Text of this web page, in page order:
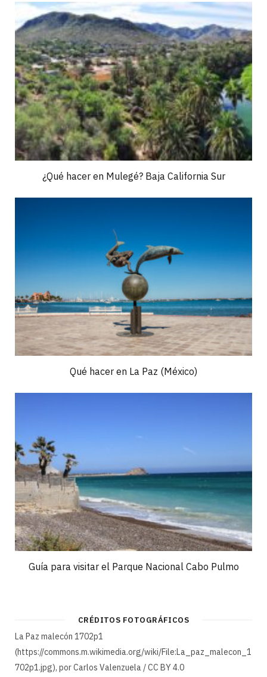
¿Qué hacer en Mulegé? Baja California Sur
Qué hacer en La Paz (México)
Guía para visitar el Parque Nacional Cabo Pulmo
CRÉDITOS FOTOGRÁFICOS
La Paz malecón 1702p1
(https://commons.m.wikimedia.org/wiki/File:La_paz_malecon_1
702p1.jpg), por Carlos Valenzuela / CC BY 4.0